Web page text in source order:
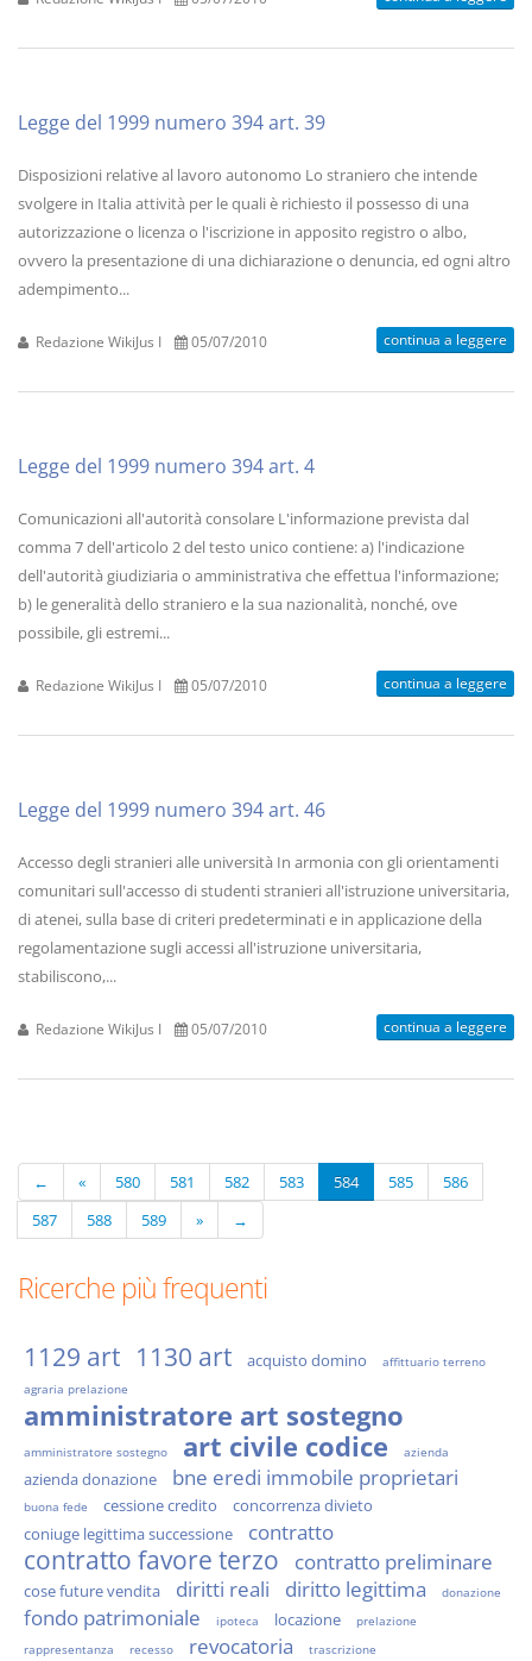
Legge del 1999 numero 394 art. 39
Disposizioni relative al lavoro autonomo Lo straniero che intende
svolgere in Italia attività per le quali è richiesto il possesso di una
autorizzazione o licenza o l'iscrizione in apposito registro o albo,
ovvero la presentazione di una dichiarazione o denuncia, ed ogni altro
adempimento...
Redazione WikiJus I 05/07/2010 continua a leggere
Legge del 1999 numero 394 art. 4
Comunicazioni all'autorità consolare L'informazione prevista dal
comma 7 dell'articolo 2 del testo unico contiene: a) l'indicazione
dell'autorità giudiziaria o amministrativa che effettua l'informazione;
b) le generalità dello straniero e la sua nazionalità, nonché, ove
possibile, gli estremi...
Redazione WikiJus I 05/07/2010 continua a leggere
Legge del 1999 numero 394 art. 46
Accesso degli stranieri alle università In armonia con gli orientamenti
comunitari sull'accesso di studenti stranieri all'istruzione universitaria,
di atenei, sulla base di criteri predeterminati e in applicazione della
regolamentazione sugli accessi all'istruzione universitaria,
stabiliscono,...
Redazione WikiJus I 05/07/2010 continua a leggere
← « 580 581 582 583 584 585
586
587
588 589 » →
Ricerche più frequenti
1129 art 1130 art acquisto domino
affittuario terreno
agraria prelazione
amministratore art sostegno
amministratore sostegno art civile codice azienda
azienda donazione bne eredi immobile proprietari
buona fede cessione credito
concorrenza divieto
coniuge legittima successione
contratto
contratto favore terzo contratto preliminare
cose future vendita diritti reali diritto legittima donazione
fondo patrimoniale ipoteca locazione
prelazione
rappresentanza
recesso revocatoria trascrizione